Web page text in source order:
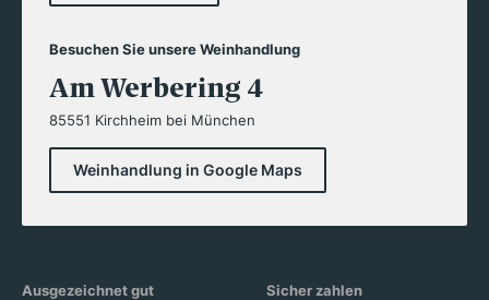
Besuchen Sie unsere Weinhandlung
Am Werbering 4
85551 Kirchheim bei München
Weinhandlung in Google Maps
Ausgezeichnet gut Sicher zahlen